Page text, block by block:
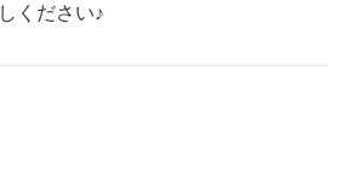
ください♪